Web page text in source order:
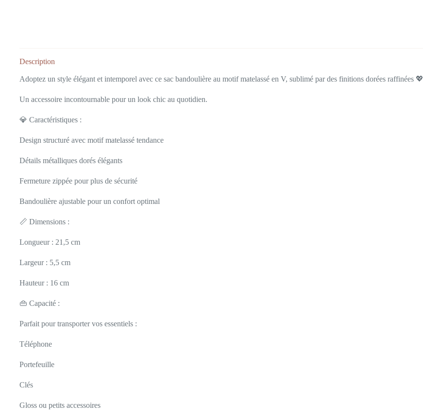
Description
Adoptez un style élégant et intemporel avec ce sac bandoulière au motif matelassé en V, sublimé par des finitions dorées raffinées 💖
Un accessoire incontournable pour un look chic au quotidien.
💎 Caractéristiques :
Design structuré avec motif matelassé tendance
Détails métalliques dorés élégants
Fermeture zippée pour plus de sécurité
Bandoulière ajustable pour un confort optimal
📏 Dimensions :
Longueur : 21,5 cm
Largeur : 5,5 cm
Hauteur : 16 cm
👜 Capacité :
Parfait pour transporter vos essentiels :
Téléphone
Portefeuille
Clés
Gloss ou petits accessoires